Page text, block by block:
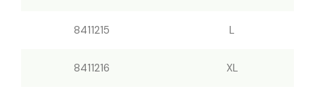
8411215 L
8411216 XL